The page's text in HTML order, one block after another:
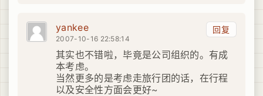
回复
yankee
2007-10-16 22:58:14
其实也不错啦，毕竟是公司组织的。有成
本考虑。
当然更多的是考虑走旅行团的话，在行程
以及安全性方面会更好~